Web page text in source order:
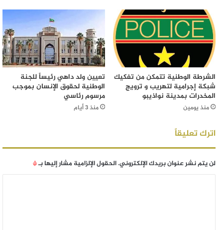
الشرطة الوطنية تتمكن من تفكيك
شبكة إجرامية لتهريب و ترويج
المخدرات بمدينة نواذيبو
منذ يومين
تعيين ولد داهي رئيساً للجنة
الوطنية لحقوق الإنسان بموجب
مرسوم رئاسي
منذ 3 أيام
اترك تعليقاً
لن يتم نشر عنوان بريدك الإلكتروني.الحقول الإلزامية مشار إليها بـ*